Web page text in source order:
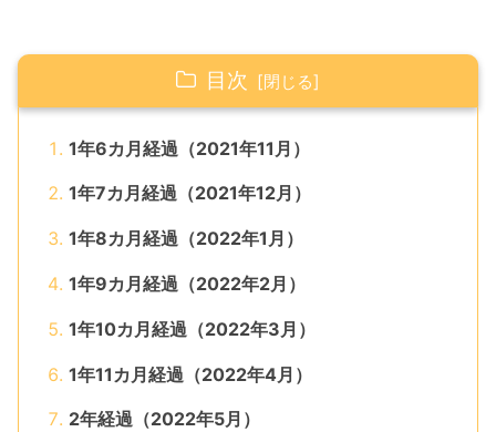
目次
1年6カ月経過（2021年11月）
1年7カ月経過（2021年12月）
1年8カ月経過（2022年1月）
1年9カ月経過（2022年2月）
1年10カ月経過（2022年3月）
1年11カ月経過（2022年4月）
2年経過（2022年5月）